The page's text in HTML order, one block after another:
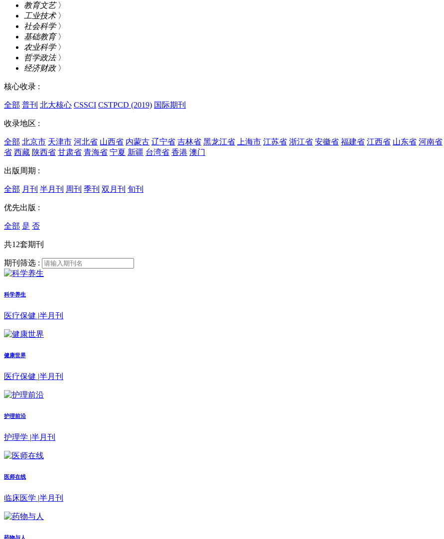
教育文艺 〉
工业技术 〉
社会科学 〉
基础教育 〉
农业科学 〉
哲学政法 〉
经济财政 〉
核心收录 :
全部 普刊 北大核心 CSSCI CSTPCD (2019) 国际期刊
收录地区 :
全部 北京市 天津市 河北省 山西省 内蒙古 辽宁省 吉林省 黑龙江省 上海市 江苏省 浙江省 安徽省 福建省 江西省 山东省 河南省
省 西藏 陕西省 甘肃省 青海省 宁夏 新疆 台湾省 香港 澳门
出版周期 :
全部 月刊 半月刊 周刊 季刊 双月刊 旬刊
优先出版 :
全部 是 否
共12套期刊
期刊筛选 :
科学养生
医疗保健 |半月刊
健康世界
医疗保健 |半月刊
护理前沿
护理学 |半月刊
医师在线
临床医学 |半月刊
药物与人